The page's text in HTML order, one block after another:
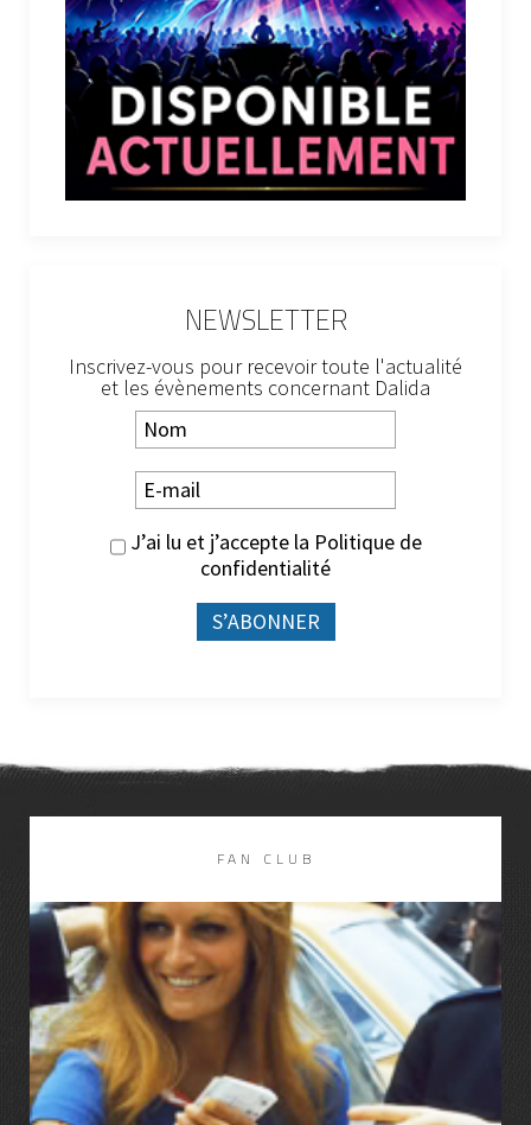
NEWSLETTER
Inscrivez-vous pour recevoir toute l'actualité
et les évènements concernant Dalida
J’ai lu et j’accepte la Politique de
confidentialité
FAN CLUB
LIRE LA SUITE